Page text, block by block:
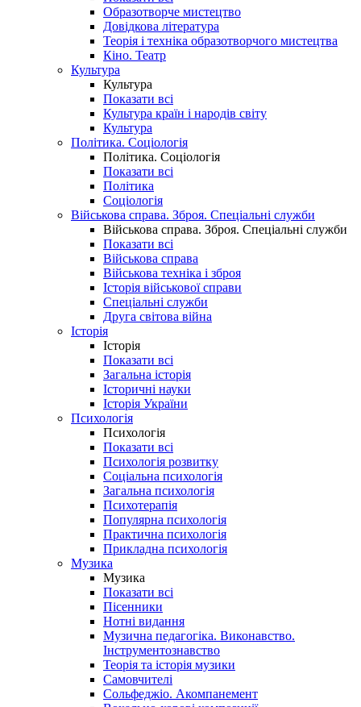
Образотворче мистецтво
Довідкова література
Теорія і техніка образотворчого мистецтва
Кіно. Театр
Культура
Культура
Показати всі
Культура країн і народів світу
Культура
Політика. Соціологія
Політика. Соціологія
Показати всі
Політика
Соціологія
Військова справа. Зброя. Спеціальні служби
Військова справа. Зброя. Спеціальні служби
Показати всі
Військова справа
Військова техніка і зброя
Історія військової справи
Спеціальні служби
Друга світова війна
Історія
Історія
Показати всі
Загальна історія
Історичні науки
Історія України
Психологія
Психологія
Показати всі
Психологія розвитку
Соціальна психологія
Загальна психологія
Психотерапія
Популярна психологія
Практична психологія
Прикладна психологія
Музика
Музика
Показати всі
Пісенники
Нотні видання
Музична педагогіка. Виконавство.
Інструментознавство
Теорія та історія музики
Самовчителі
Сольфеджіо. Акомпанемент